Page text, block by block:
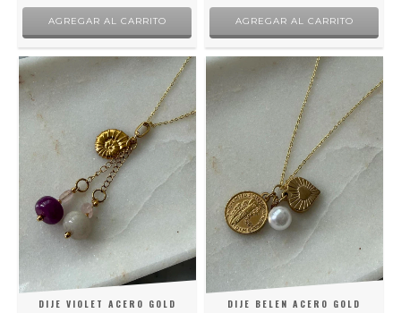
DIJE VIOLET ACERO GOLD DIJE BELEN ACERO GOLD